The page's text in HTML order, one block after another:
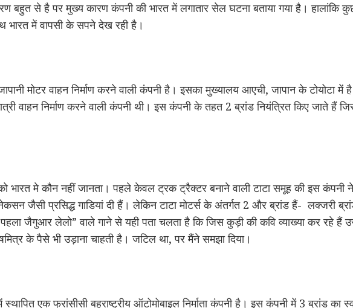
बहुत से है पर मुख्य कारण कंपनी की भारत में लगातार सेल घटना बताया गया है। हालांकि
भारत में वापसी के सपने देख रही है।
मोटर वाहन निर्माण करने वाली कंपनी है। इसका मुख्यालय आएची, जापान के टोयोटा में
वाहन निर्माण करने वाली कंपनी थी। इस कंपनी के तहत 2 ब्रांड नियंत्रित किए जाते हैं
को भारत मे कौन नहीं जानता। पहले केवल ट्रक ट्रैक्टर बनाने वाली टाटा समूह की इस कंपनी
जैसी प्रसिद्ध गाडियां दी हैं। लेकिन टाटा मोटर्स के अंतर्गत 2 और ब्रांड हैं- लक्जरी
जैगुआर लेलो” वाले गाने से यही पता चलता है कि जिस कुड़ी की कवि व्याख्या कर रहे हैं
के पैसे भी उड़ाना चाहती है। जटिल था, पर मैंने समझा दिया।
एक फ्रांसीसी बहुराष्ट्रीय ऑटोमोबाइल निर्माता कंपनी है। इस कंपनी में 3 ब्रांड का